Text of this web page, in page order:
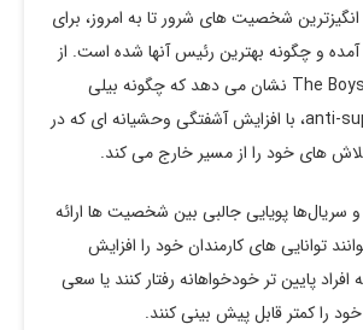
شخصیت های شرور تا به امروز، برای
آمده و چگونه بهترین رئیس آنها شده است. از
طرف دیگر، فصل 3 The Boys نشان می دهد که چگونه بیلی
بوچر، رئیس تیم anti-supe، با افزایش آشفتگی وحشیانه ای که در
های خود را از مسیر خارج می کند.
سریال‌ها پویایی جالبی بین شخصیت ها ارائه
توانایی های کارمندان خود را افزایش
پایین تر خودخواهانه رفتار کنند یا سعی
را کمتر قابل پیش بینی کنند.